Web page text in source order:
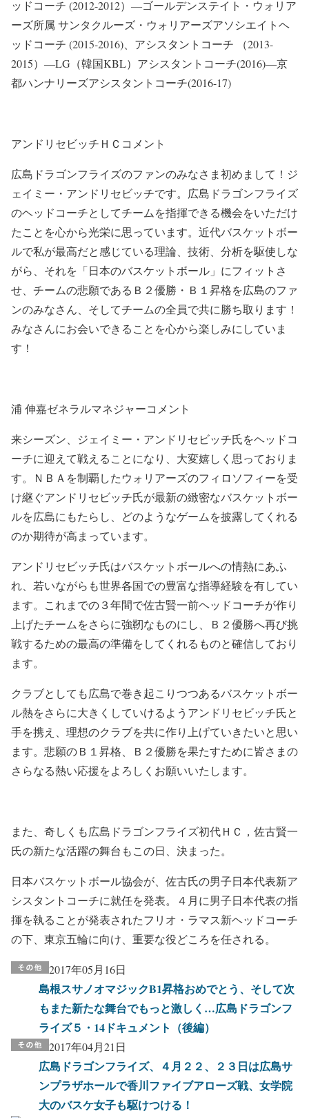
ッドコーチ (2012-2012）―ゴールデンステイト・ウォリア
ーズ所属 サンタクルーズ・ウォリアーズアソシエイトヘ
ッドコーチ (2015-2016)、アシスタントコーチ （2013-
2015）―LG（韓国KBL）アシスタントコーチ(2016)―京
都ハンナリーズアシスタントコーチ(2016-17)
アンドリセビッチＨＣコメント
広島ドラゴンフライズのファンのみなさま初めまして！ジ
ェイミー・アンドリセビッチです。広島ドラゴンフライズ
のヘッドコーチとしてチームを指揮できる機会をいただけ
たことを心から光栄に思っています。近代バスケットボー
ルで私が最高だと感じている理論、技術、分析を駆使しな
がら、それを「日本のバスケットボール」にフィットさ
せ、チームの悲願であるＢ２優勝・Ｂ１昇格を広島のファ
ンのみなさん、そしてチームの全員で共に勝ち取ります！
みなさんにお会いできることを心から楽しみにしていま
す！
浦 伸嘉ゼネラルマネジャーコメント
来シーズン、ジェイミー・アンドリセビッチ氏をヘッドコ
ーチに迎えて戦えることになり、大変嬉しく思っておりま
す。ＮＢＡを制覇したウォリアーズのフィロソフィーを受
け継ぐアンドリセビッチ氏が最新の緻密なバスケットボー
ルを広島にもたらし、どのようなゲームを披露してくれる
のか期待が高まっています。
アンドリセビッチ氏はバスケットボールへの情熱にあふ
れ、若いながらも世界各国での豊富な指導経験を有してい
ます。これまでの３年間で佐古賢一前ヘッドコーチが作り
上げたチームをさらに強靭なものにし、Ｂ２優勝へ再び挑
戦するための最高の準備をしてくれるものと確信しており
ます。
クラブとしても広島で巻き起こりつつあるバスケットボー
ル熱をさらに大きくしていけるようアンドリセビッチ氏と
手を携え、理想のクラブを共に作り上げていきたいと思い
ます。悲願のＢ１昇格、Ｂ２優勝を果たすために皆さまの
さらなる熱い応援をよろしくお願いいたします。
また、奇しくも広島ドラゴンフライズ初代ＨＣ，佐古賢一
氏の新たな活躍の舞台もこの日、決まった。
日本バスケットボール協会が、佐古氏の男子日本代表新ア
シスタントコーチに就任を発表。４月に男子日本代表の指
揮を執ることが発表されたフリオ・ラマス新ヘッドコーチ
の下、東京五輪に向け、重要な役どころを任される。
2017年05月16日
島根スサノオマジックB1昇格おめでとう、そして次
もまた新たな舞台でもっと激しく…広島ドラゴンフ
ライズ５・14ドキュメント（後編）
2017年04月21日
広島ドラゴンフライズ、４月２２、２３日は広島サ
ンプラザホールで香川ファイブアローズ戦、女学院
大のバスケ女子も駆けつける！